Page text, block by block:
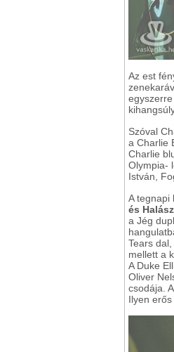
Az est
Szóval
a Charlie
Charlie
Olympia-
István,
A tegnapi
és
a Jég
Tears dal,
mellett a
A Duke
Oliver
csodája.
Ilyen